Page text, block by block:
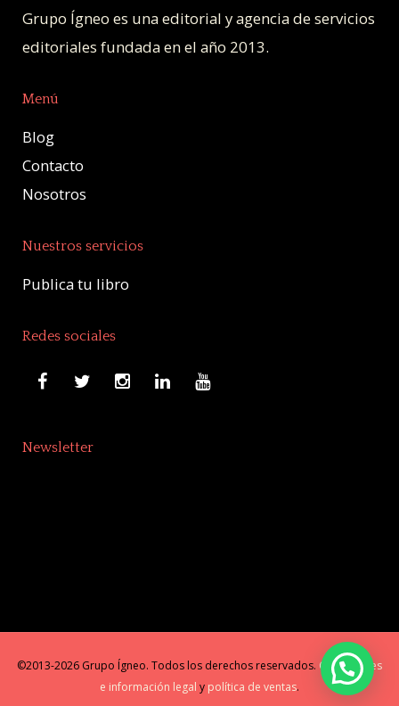
Grupo Ígneo es una editorial y agencia de servicios
editoriales fundada en el año 2013.
Menú
Blog
Contacto
Nosotros
Nuestros servicios
Publica tu libro
Redes sociales
Newsletter
©2013-2026 Grupo Ígneo. Todos los derechos reservados. Condiciones
e información legal y política de ventas.